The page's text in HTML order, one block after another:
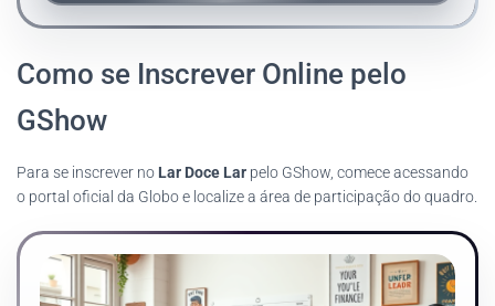
Como se Inscrever Online pelo
GShow
Para se inscrever no Lar Doce Lar pelo GShow, comece acessando
o portal oficial da Globo e localize a área de participação do quadro.